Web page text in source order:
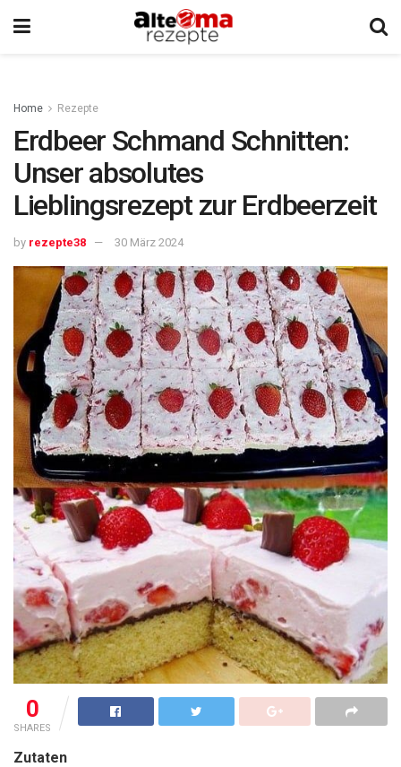
Home Rezepte
Erdbeer Schmand Schnitten:
Unser absolutes
Lieblingsrezept zur Erdbeerzeit
by rezepte38 30 März 2024
0
SHARES
Zutaten